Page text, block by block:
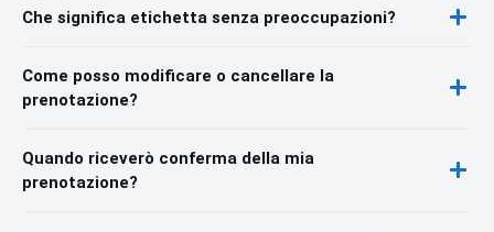
Che significa etichetta senza preoccupazioni?
Come posso modificare o cancellare la
prenotazione?
Quando riceverò conferma della mia
prenotazione?